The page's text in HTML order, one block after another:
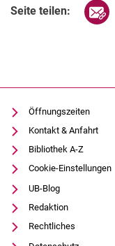
Seite teilen:
Öffnungszeiten
Kontakt & Anfahrt
Bibliothek A-Z
Cookie-Einstellungen
UB-Blog
Redaktion
Rechtliches